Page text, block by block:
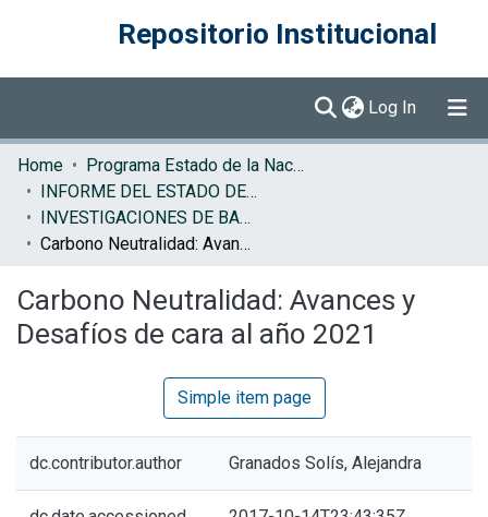
Repositorio Institucional
Log In (current)
Communities & Collections
Browse DSpace
Statistics
Home
Programa Estado de la Nación (PEN)
INFORME DEL ESTADO DE LA NACION
INVESTIGACIONES DE BASE EN
Carbono Neutralidad: Avances y Desafíos de cara al año 2021
Carbono Neutralidad: Avances y
Desafíos de cara al año 2021
Simple item page
dc.contributor.author Granados Solís, Alejandra